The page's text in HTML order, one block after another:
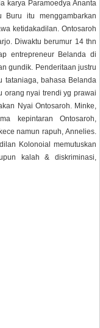
karya Paramoedya Ananta
itu menggambarkan
ketidakadilan. Ontosaroh
Diwaktu berumur 14 thn
entrepreneur Belanda di
gundik. Penderitaan justru
tataniaga, bahasa Belanda
orang nyai trendi yg prawai
Nyai Ontosaroh. Minke,
kepintaran Ontosaroh,
namun rapuh, Annelies.
Kolonoial memutuskan
kalah & diskriminasi,